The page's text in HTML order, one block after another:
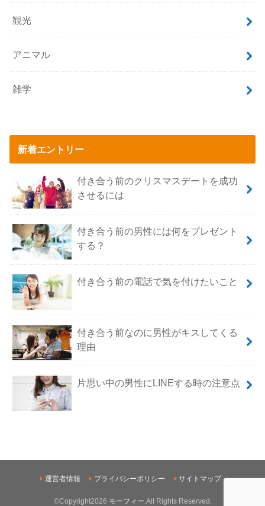
観光
アニマル
雑学
新着エントリー
付き合う前のクリスマスデートを成功
させるには
付き合う前の男性には何をプレゼント
する？
付き合う前の電話で気を付けたいこと
付き合う前なのに男性がキスしてくる
理由
片思い中の男性にLINEする時の注意点
運営者情報 プライバシーポリシー サイトマップ
©Copyright2026 モーフィー .All Rights Reserved.